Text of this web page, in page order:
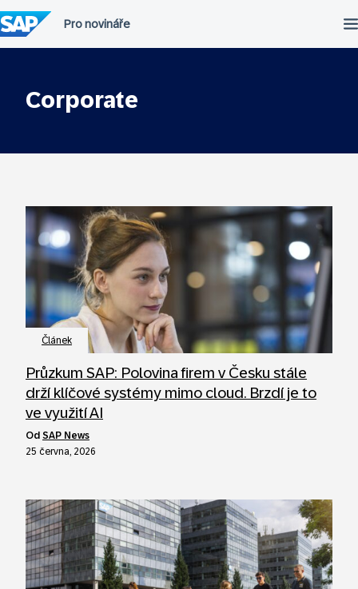
na
obsah
Corporate
Článek
Průzkum SAP: Polovina firem v Česku stále
drží klíčové systémy mimo cloud. Brzdí je to
ve využití AI
od SAP News
25 června, 2026